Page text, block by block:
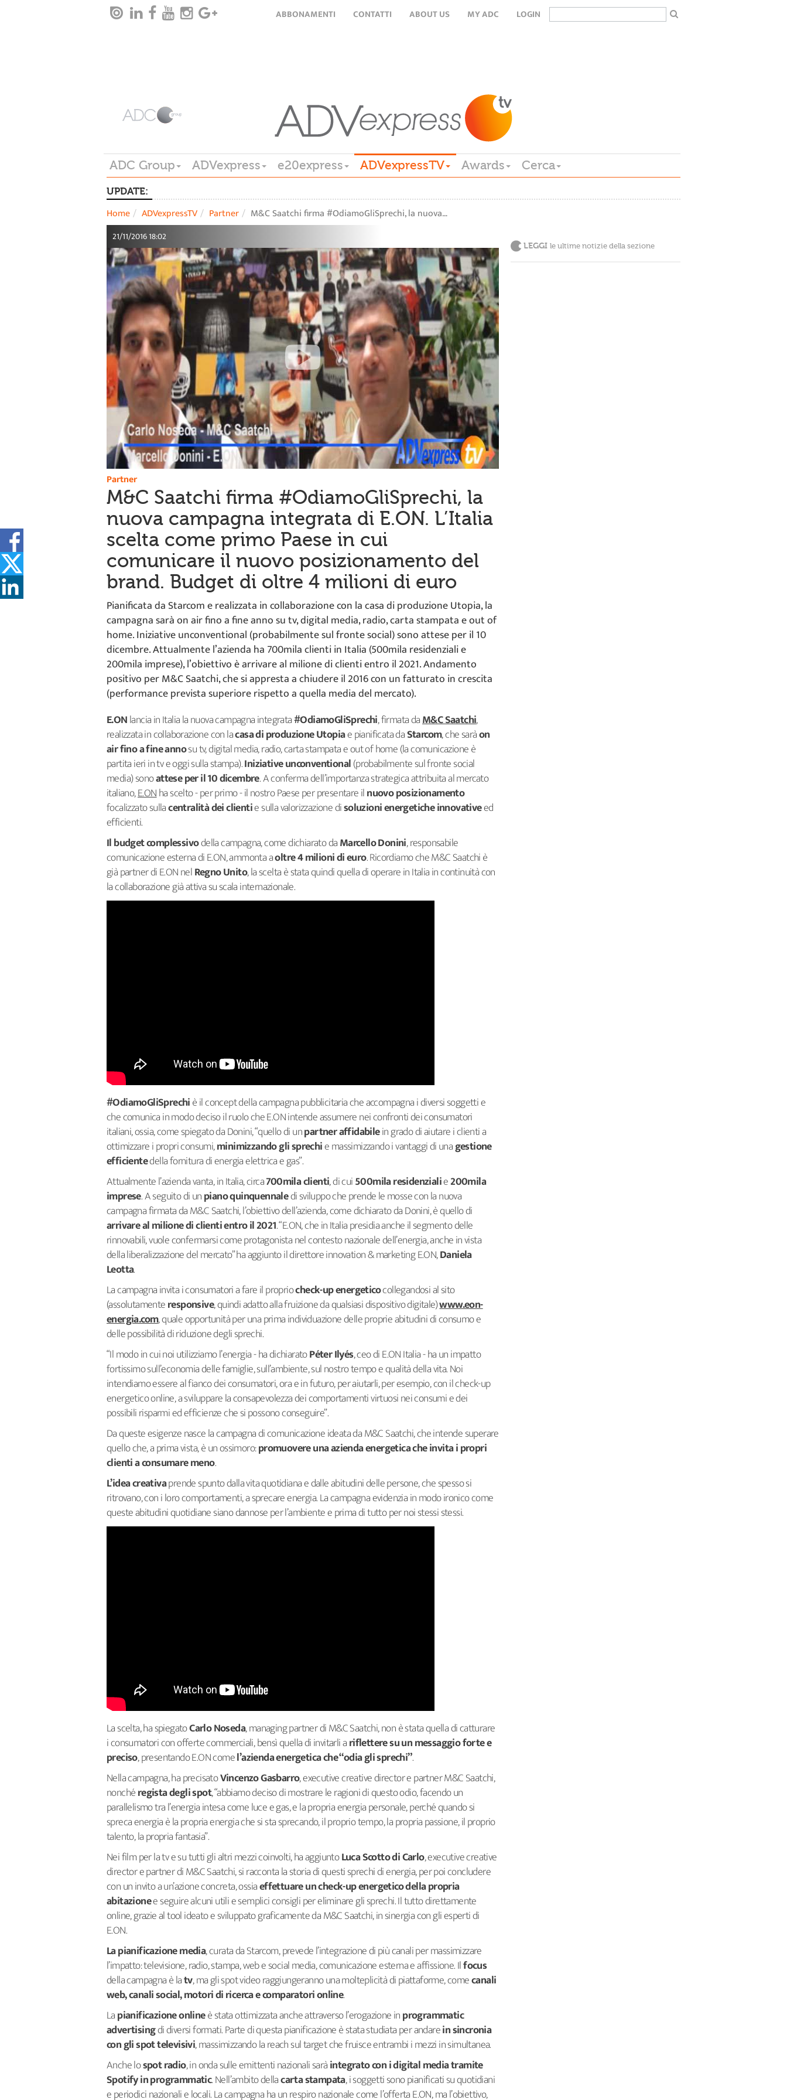
ABBONAMENTI CONTATTI ABOUT US MY ADC LOGIN
ADC Group ADVexpress e20express ADVexpressTV Awards Cerca
UPDATE:
Home ADVexpressTV Partner M&C Saatchi firma #OdiamoGliSprechi, la nuova…
21/11/2016 18:02
Partner
M&C Saatchi firma #OdiamoGliSprechi, la
nuova campagna integrata di E.ON. L’Italia
scelta come primo Paese in cui
comunicare il nuovo posizionamento del
brand. Budget di oltre 4 milioni di euro
Pianificata da Starcom e realizzata in collaborazione con la casa di produzione Utopia, la
campagna sarà on air fino a fine anno su tv, digital media, radio, carta stampata e out of
home. Iniziative unconventional (probabilmente sul fronte social) sono attese per il 10
dicembre. Attualmente l’azienda ha 700mila clienti in Italia (500mila residenziali e
200mila imprese), l’obiettivo è arrivare al milione di clienti entro il 2021. Andamento
positivo per M&C Saatchi, che si appresta a chiudere il 2016 con un fatturato in crescita
(performance prevista superiore rispetto a quella media del mercato).
E.ONlancia in Italia la nuova campagna integrata#OdiamoGliSprechi, firmata daM&C Saatchi,
realizzata in collaborazione con lacasa di produzioneUtopiae pianificata daStarcom, che saràon
air fino a fine annosu tv, digital media, radio, carta stampata e out of home (la comunicazione è
partita ieri in tv e oggi sulla stampa).Iniziative unconventional(probabilmente sul fronte social
media) sonoattese per il 10 dicembre. A conferma dell’importanza strategica attribuita al mercato
italiano,E.ONha scelto - per primo - il nostro Paese per presentare ilnuovo posizionamento
focalizzato sullacentralità dei clientie sulla valorizzazione disoluzioni energetiche innovativeed
efficienti.
Il budget complessivodella campagna, come dichiarato daMarcello Donini, responsabile
comunicazione esterna di E.ON, ammonta aoltre 4 milioni di euro. Ricordiamo che M&C Saatchi è
già partner di E.ON nelRegno Unito, la scelta è stata quindi quella di operare in Italia in continuità con
la collaborazione già attiva su scala internazionale.
#OdiamoGliSprechiè il concept della campagna pubblicitaria che accompagna i diversi soggetti e
che comunica in modo deciso il ruolo che E.ON intende assumere nei confronti dei consumatori
italiani, ossia, come spiegato da Donini, “quello di unpartner affidabilein grado di aiutare i clienti a
ottimizzare i propri consumi,minimizzando gli sprechie massimizzando i vantaggi di unagestione
efficientedella fornitura di energia elettrica e gas”.
Attualmente l’azienda vanta, in Italia, circa700mila clienti, di cui500mila residenzialie200mila
imprese. A seguito di unpiano quinquennaledi sviluppo che prende le mosse con la nuova
campagna firmata da M&C Saatchi, l’obiettivo dell’azienda, come dichiarato da Donini, è quello di
arrivare al milione di clienti entro il 2021. “E.ON, che in Italia presidia anche il segmento delle
rinnovabili, vuole confermarsi come protagonista nel contesto nazionale dell’energia, anche in vista
della liberalizzazione del mercato” ha aggiunto il direttore innovation & marketing E.ON,Daniela
Leotta.
La campagna invita i consumatori a fare il propriocheck-up energeticocollegandosi al sito
(assolutamenteresponsive, quindi adatto alla fruizione da qualsiasi dispositivo digitale)www.eon-
energia.com, quale opportunità per una prima individuazione delle proprie abitudini di consumo e
delle possibilità di riduzione degli sprechi.
“Il modo in cui noi utilizziamo l’energia - ha dichiaratoPéter Ilyés, ceo di E.ON Italia - ha un impatto
fortissimo sull’economia delle famiglie, sull’ambiente, sul nostro tempo e qualità della vita. Noi
intendiamo essere al fianco dei consumatori, ora e in futuro, per aiutarli, per esempio, con il check-up
energetico online, a sviluppare la consapevolezza dei comportamenti virtuosi nei consumi e dei
possibili risparmi ed efficienze che si possono conseguire”.
Da queste esigenze nasce la campagna di comunicazione ideata da M&C Saatchi, che intende superare
quello che, a prima vista, è un ossimoro:promuovere una azienda energetica che invita i propri
clienti a consumare meno.
L’idea creativaprende spunto dalla vita quotidiana e dalle abitudini delle persone, che spesso si
ritrovano, con i loro comportamenti, a sprecare energia. La campagna evidenzia in modo ironico come
queste abitudini quotidiane siano dannose per l’ambiente e prima di tutto per noi stessi stessi.
La scelta, ha spiegatoCarlo Noseda, managing partner di M&C Saatchi, non è stata quella di catturare
i consumatori con offerte commerciali, bensì quella di invitarli ariflettere su un messaggio forte e
preciso, presentando E.ON comel’azienda energetica che “odia gli sprechi”.
Nella campagna, ha precisatoVincenzo Gasbarro, executive creative director e partner M&C Saatchi,
nonchéregista degli spot, “abbiamo deciso di mostrare le ragioni di questo odio, facendo un
parallelismo tra l’energia intesa come luce e gas, e la propria energia personale, perché quando si
spreca energia è la propria energia che si sta sprecando, il proprio tempo, la propria passione, il proprio
talento, la propria fantasia”.
Nei film per la tv e su tutti gli altri mezzi coinvolti, ha aggiuntoLuca Scotto di Carlo, executive creative
director e partner di M&C Saatchi, si racconta la storia di questi sprechi di energia, per poi concludere
con un invito a un’azione concreta, ossiaeffettuare un check-up energetico della propria
abitazionee seguire alcuni utili e semplici consigli per eliminare gli sprechi. Il tutto direttamente
online, grazie al tool ideato e sviluppato graficamente da M&C Saatchi, in sinergia con gli esperti di
E.ON.
La pianificazione media, curata da Starcom, prevede l’integrazione di più canali per massimizzare
l’impatto: televisione, radio, stampa, web e social media, comunicazione esterna e affissione. Ilfocus
della campagna è latv, ma gli spot video raggiungeranno una molteplicità di piattaforme, comecanali
web, canali social, motori di ricerca e comparatori online.
Lapianificazione onlineè stata ottimizzata anche attraverso l’erogazione inprogrammatic
advertisingdi diversi formati. Parte di questa pianificazione è stata studiata per andarein sincronia
con gli spot televisivi, massimizzando la reach sul target che fruisce entrambi i mezzi in simultanea.
Anche lospot radio, in onda sulle emittenti nazionali saràintegrato con i digital media tramite
Spotify in programmatic. Nell’ambito dellacarta stampata, i soggetti sono pianificati su quotidiani
e periodici nazionali e locali. La campagna ha un respiro nazionale come l’offerta E.ON, ma l’obiettivo,
LEGGI le ultime notizie della sezione